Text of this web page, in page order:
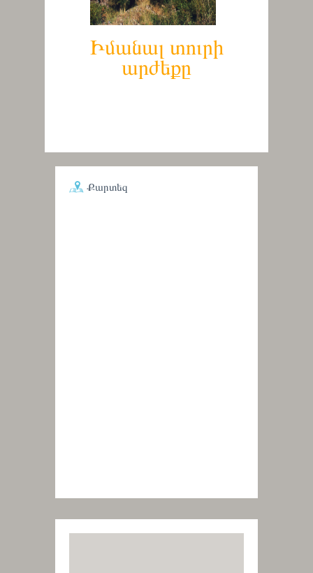
Իմանալ տուրի
արժեքը
Քարտեզ